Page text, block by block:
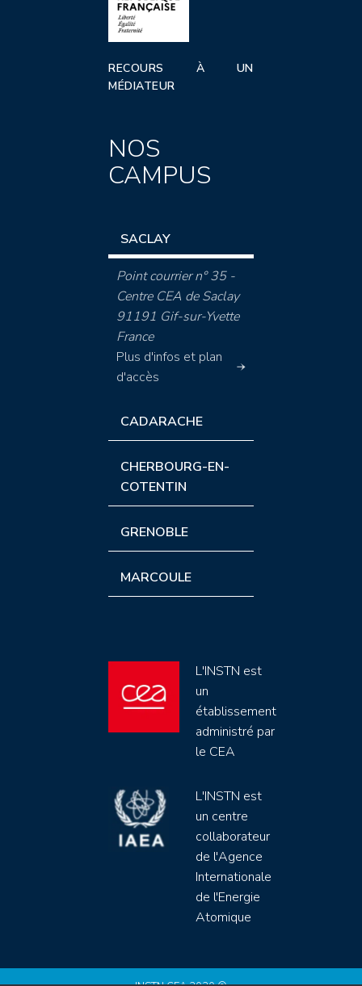
RECOURS À UN
MÉDIATEUR
NOS
CAMPUS
SACLAY
Point courrier n° 35 -
Centre CEA de Saclay
91191 Gif-sur-Yvette
France
Plus d'infos et plan
d'accès
CADARACHE
CHERBOURG-EN-
COTENTIN
GRENOBLE
MARCOULE
L'INSTN est
un
établissement
administré par
le CEA
L'INSTN est
un centre
collaborateur
de l'Agence
Internationale
de l'Energie
Atomique